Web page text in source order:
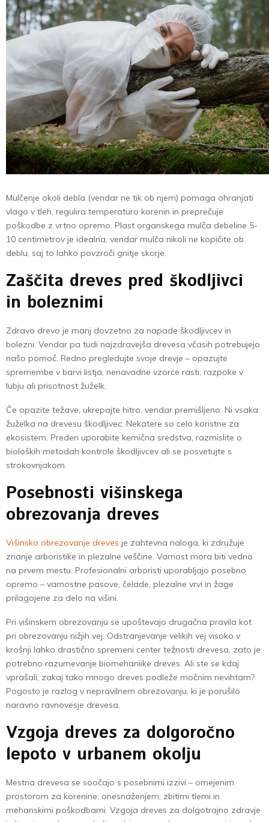
Mulčenje okoli debla (vendar ne tik ob njem) pomaga ohranjati
vlago v tleh, regulira temperaturo korenin in preprečuje
poškodbe z vrtno opremo. Plast organskega mulča debeline 5-
10 centimetrov je idealna, vendar mulča nikoli ne kopičite ob
deblu, saj to lahko povzroči gnitje skorje.
Zaščita dreves pred škodljivci
in boleznimi
Zdravo drevo je manj dovzetno za napade škodljivcev in
bolezni. Vendar pa tudi najzdravejša drevesa včasih potrebujejo
našo pomoč. Redno pregledujte svoje drevje – opazujte
spremembe v barvi listja, nenavadne vzorce rasti, razpoke v
lubju ali prisotnost žuželk.
Če opazite težave, ukrepajte hitro, vendar premišljeno. Ni vsaka
žuželka na drevesu škodljivec. Nekatere so celo koristne za
ekosistem. Preden uporabite kemična sredstva, razmislite o
bioloških metodah kontrole škodljivcev ali se posvetujte s
strokovnjakom.
Posebnosti višinskega
obrezovanja dreves
Višinsko obrezovanje dreves je zahtevna naloga, ki združuje
znanje arboristike in plezalne veščine. Varnost mora biti vedno
na prvem mestu. Profesionalni arboristi uporabljajo posebno
opremo – varnostne pasove, čelade, plezalne vrvi in žage
prilagojene za delo na višini.
Pri višinskem obrezovanju se upoštevajo drugačna pravila kot
pri obrezovanju nižjih vej. Odstranjevanje velikih vej visoko v
krošnji lahko drastično spremeni center težnosti drevesa, zato je
potrebno razumevanje biomehaniike dreves. Ali ste se kdaj
vprašali, zakaj tako mnogo dreves podleže močnim nevihtam?
Pogosto je razlog v nepravilnem obrezovanju, ki je porušilo
naravno ravnovesje drevesa.
Vzgoja dreves za dolgoročno
lepoto v urbanem okolju
Mestna drevesa se soočajo s posebnimi izzivi – omejenim
prostorom za korenine, onesnaženjem, zbitimi tlemi in
mehanskimi poškodbami. Vzgoja dreves za dolgotrajno zdravje